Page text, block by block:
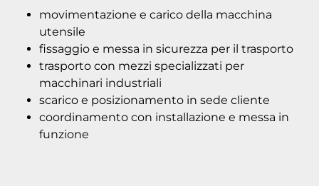
movimentazione e carico della macchina
utensile
fissaggio e messa in sicurezza per il trasporto
trasporto con mezzi specializzati per
macchinari industriali
scarico e posizionamento in sede cliente
coordinamento con installazione e messa in
funzione